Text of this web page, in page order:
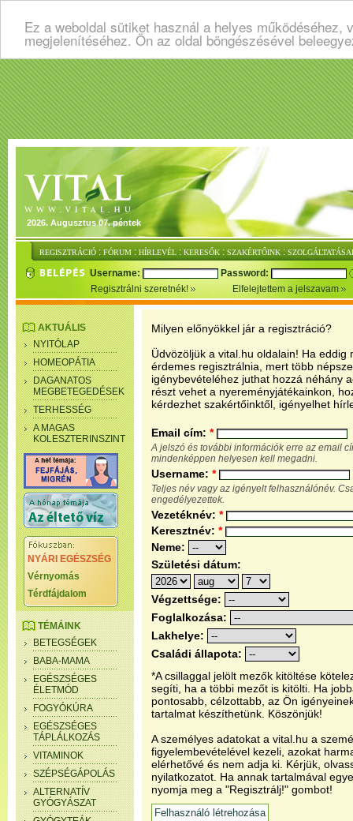
Ez a weboldal sütiket használ a helyes
megjelenítéséhez. Ön az oldal böngészésével
2026. Augusztus 07. péntek
REGISZTRÁCIÓ : FÓRUM : HÍRLEVÉL : KERESŐK : SZAKÉRTŐINK :
Username:
Password:
Regisztrálni szeretnék!
Elfelejtettem a jelszavam
AKTUÁLIS
NYITÓLAP
HOMEOPÁTIA
DAGANATOS
MEGBETEGEDÉSEK
TERHESSÉG
A MAGAS
KOLESZTERINSZINT
NYÁRI EGÉSZSÉG
Vérnyomás
Térdfájdalom
TÉMÁINK
BETEGSÉGEK
BABA-MAMA
EGÉSZSÉGES
ÉLETMÓD
FOGYÓKÚRA
EGÉSZSÉGES
TÁPLÁLKOZÁS
VITAMINOK
SZÉPSÉGÁPOLÁS
ALTERNATÍV
GYÓGYÁSZAT
Milyen előnyökkel jár a regisztráció?
Üdvözöljük a vital.hu oldalain! Ha eddig
érdemes regisztrálnia, mert több
igénybevételéhez juthat hozzá néhány
részt vehet a nyereményjátékainkon,
kérdezhet szakértőinktől, igényelhet
Email cím: *
A jelszó és további információk erre az email
mindenképpen helyesen kell megadni.
Username: *
Teljes név vagy az igényelt felhasználónév.
engedélyezettek.
Vezetéknév: *
Keresztnév: *
Neme:
Születési dátum:
Végzettsége:
Foglalkozása:
Lakhelye:
Családi állapota:
*A csillaggal jelölt mezők kitöltése
segíti, ha a többi mezőt is kitölti. Ha
pontosabb, célzottabb, az Ön
tartalmat készíthetünk. Köszönjük!
A személyes adatokat a vital.hu a
figyelembevételével kezeli, azokat
elérhetővé és nem adja ki. Kérjük,
nyilatkozatot. Ha annak tartalmával
nyomja meg a "Regisztrálj!" gombot!